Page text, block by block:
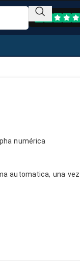
numérica
automatica, una vez